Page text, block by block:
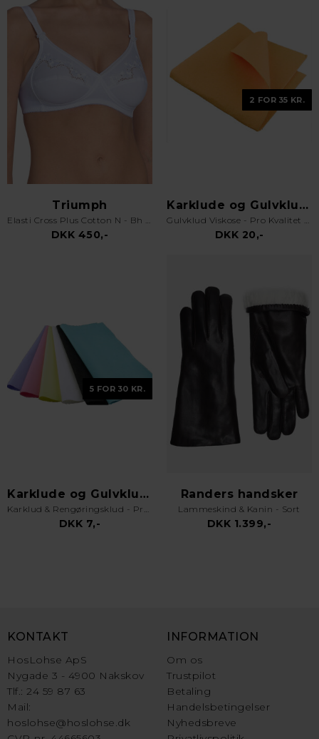
Triumph
Elasti Cross Plus Cotton N - Bh uden bøjle - Hvid
DKK 450,-
2 FOR 35 KR.
Karklude og Gulvklude
Gulvklud Viskose - Pro Kvalitet - Orange
DKK 20,-
5 FOR 30 KR.
Karklude og Gulvklude
Karklud & Rengøringsklud - Pro Kvalitet - Valgfri Farve
DKK 7,-
Randers handsker
Lammeskind & Kanin - Sort
DKK 1.399,-
KONTAKT
HosLohse ApS
Nygade 3 - 4900 Nakskov
Tlf.: 24 59 87 63
Mail:
hoslohse@hoslohse.dk
INFORMATION
Om os
Trustpilot
Betaling
Handelsbetingelser
Nyhedsbreve